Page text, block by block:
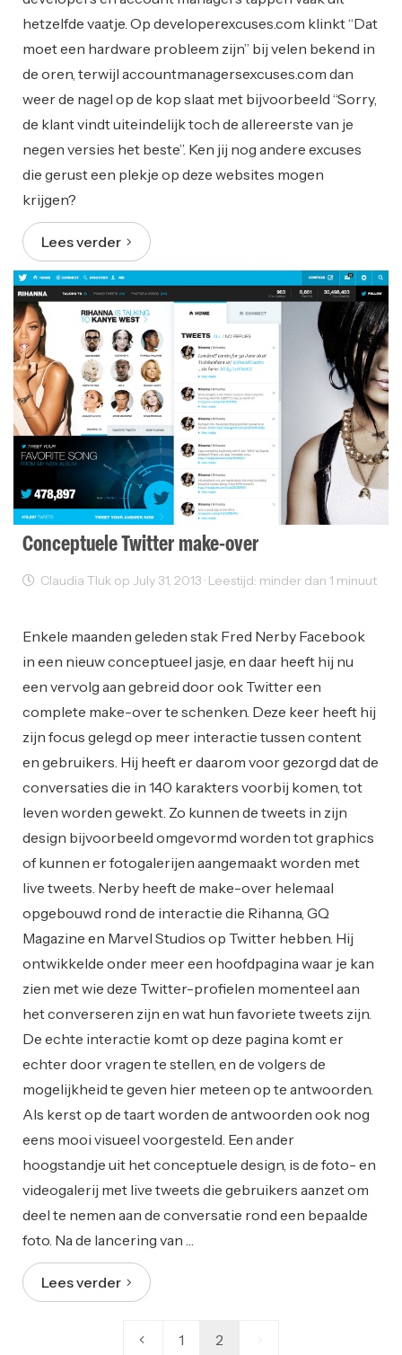
hetzelfde vaatje. Op developerexcuses.com klinkt “Dat
moet een hardware probleem zijn” bij velen bekend in
de oren, terwijl accountmanagersexcuses.com dan
weer de nagel op de kop slaat met bijvoorbeeld “Sorry,
de klant vindt uiteindelijk toch de allereerste van je
negen versies het beste”. Ken jij nog andere excuses
die gerust een plekje op deze websites mogen
krijgen?
Lees verder
Conceptuele Twitter make-over
Claudia Tluk op July 31, 2013 · Leestijd: minder dan 1 minuut
Enkele maanden geleden stak Fred Nerby Facebook
in een nieuw conceptueel jasje, en daar heeft hij nu
een vervolg aan gebreid door ook Twitter een
complete make-over te schenken. Deze keer heeft hij
zijn focus gelegd op meer interactie tussen content
en gebruikers. Hij heeft er daarom voor gezorgd dat de
conversaties die in 140 karakters voorbij komen, tot
leven worden gewekt. Zo kunnen de tweets in zijn
design bijvoorbeeld omgevormd worden tot graphics
of kunnen er fotogalerijen aangemaakt worden met
live tweets. Nerby heeft de make-over helemaal
opgebouwd rond de interactie die Rihanna, GQ
Magazine en Marvel Studios op Twitter hebben. Hij
ontwikkelde onder meer een hoofdpagina waar je kan
zien met wie deze Twitter-profielen momenteel aan
het converseren zijn en wat hun favoriete tweets zijn.
De echte interactie komt op deze pagina komt er
echter door vragen te stellen, en de volgers de
mogelijkheid te geven hier meteen op te antwoorden.
Als kerst op de taart worden de antwoorden ook nog
eens mooi visueel voorgesteld. Een ander
hoogstandje uit het conceptuele design, is de foto- en
videogalerij met live tweets die gebruikers aanzet om
deel te nemen aan de conversatie rond een bepaalde
foto. Na de lancering van …
Lees verder
1 2